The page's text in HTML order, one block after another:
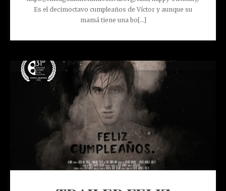
Es el decimoctavo cumpleaños de Víctor y aunque su
mamá tiene una bo[...]